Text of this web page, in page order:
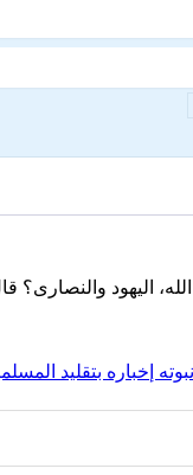
اليهود
إخباره بتقليد